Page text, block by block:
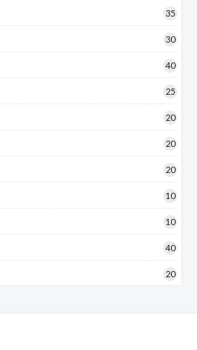
35
30
40
25
20
20
20
10
10
40
20